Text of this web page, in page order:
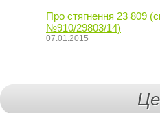
Про стягнення 23 809
№910/29803/14)
07.01.2015
Це